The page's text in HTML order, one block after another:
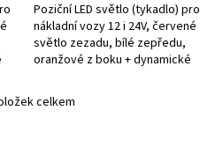
Poziční LED světlo (tykadlo) pro
nákladní vozy 12 i 24V, červené
světlo zezadu, bílé zepředu,
oranžové z boku + dynamické
parametry: • napájecí...
Ocelkem